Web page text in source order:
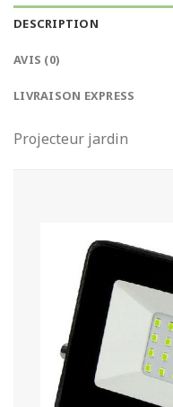
DESCRIPTION
AVIS (0)
LIVRAISON EXPRESS
Projecteur jardin